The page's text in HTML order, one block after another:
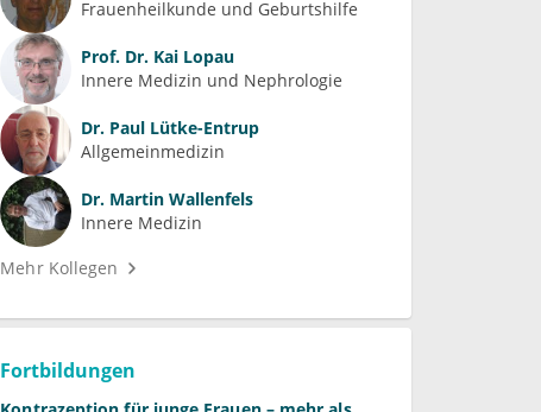
Frauenheilkunde und Geburtshilfe
Prof. Dr. Kai Lopau
Innere Medizin und Nephrologie
Dr. Paul Lütke-Entrup
Allgemeinmedizin
Dr. Martin Wallenfels
Innere Medizin
Mehr Kollegen
Fortbildungen